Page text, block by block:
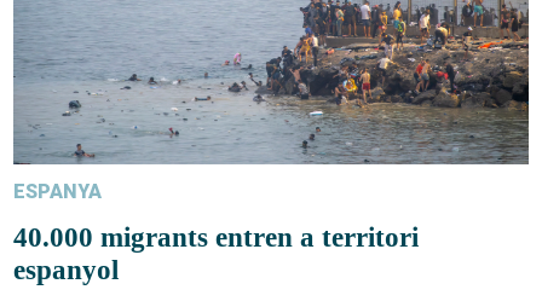
ESPANYA
40.000 migrants entren a territori
espanyol